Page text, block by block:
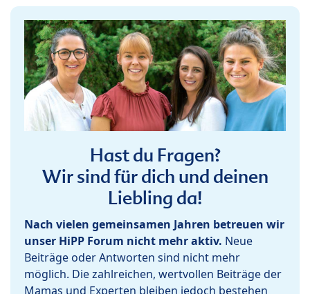
Hast du Fragen?
Wir sind für dich und deinen
Liebling da!
Nach vielen gemeinsamen Jahren betreuen wir
unser HiPP Forum nicht mehr aktiv. Neue
Beiträge oder Antworten sind nicht mehr
möglich. Die zahlreichen, wertvollen Beiträge der
Mamas und Experten bleiben jedoch bestehen